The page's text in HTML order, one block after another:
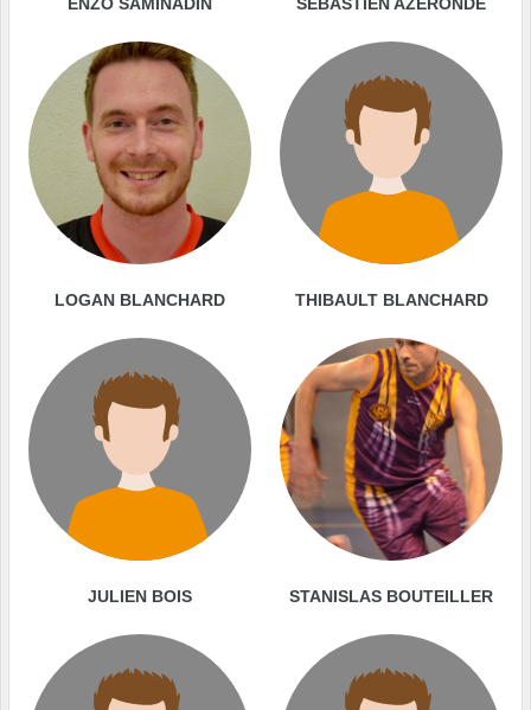
LOGAN BLANCHARD THIBAULT BLANCHARD
JULIEN BOIS STANISLAS BOUTEILLER